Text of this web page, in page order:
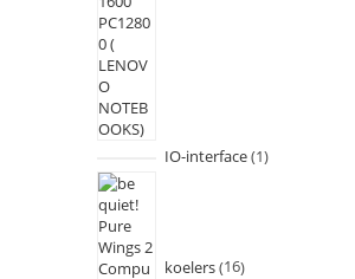
IO-interface 1
koelers 16